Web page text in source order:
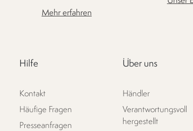
Mehr erfahren
Hilfe
Kontakt
Häufige Fragen
Presseanfragen
Über uns
Händler
Verantwortungsvoll
hergestellt